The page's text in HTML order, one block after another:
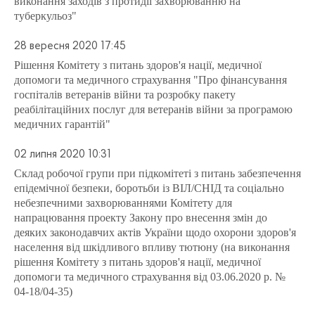
туберкульоз"
28 вересня 2020 17:45
Рішення Комітету з питань здоров'я нації, медичної
допомоги та медичного страхування "Про фінансування
госпіталів ветеранів війни та розробку пакету
реабілітаційних послуг для ветеранів війни за програмою
медичних гарантій"
02 липня 2020 10:31
Склад робочої групи при підкомітеті з питань забезпечення
епідемічної безпеки, боротьби із ВІЛ/СНІД та соціально
небезпечними захворюваннями Комітету для
напрацювання проекту Закону про внесення змін до
деяких законодавчих актів України щодо охорони здоров'я
населення від шкідливого впливу тютюну (на виконання
рішення Комітету з питань здоров'я нації, медичної
допомоги та медичного страхування від 03.06.2020 р. №
04-18/04-35)